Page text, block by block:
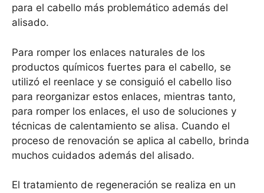
para el cabello más problemático además del
alisado.
Para romper los enlaces naturales de los
productos químicos fuertes para el cabello, se
utilizó el reenlace y se consiguió el cabello liso
para reorganizar estos enlaces, mientras tanto,
para romper los enlaces, el uso de soluciones y
técnicas de calentamiento se alisa. Cuando el
proceso de renovación se aplica al cabello, brinda
muchos cuidados además del alisado.
El tratamiento de regeneración se realiza en un